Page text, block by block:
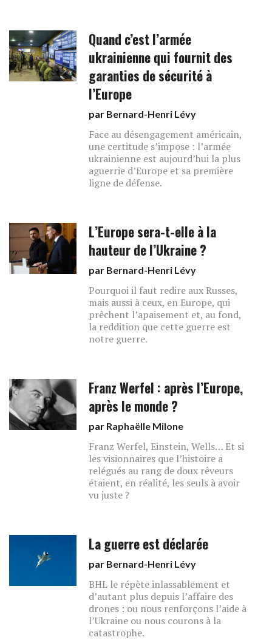
Quand c’est l’armée
ukrainienne qui fournit des
garanties de sécurité à
l’Europe
par Bernard-Henri Lévy
Face au désengagement américain,
une certitude s’impose : l’armée
ukrainienne est aujourd’hui la plus
aguerrie d’Europe et sa première
ligne de défense.
L’Europe sera-t-elle à la
hauteur de l’Ukraine ?
par Bernard-Henri Lévy
Pourquoi il faut redire aux Russes,
mais aussi à ceux, en Europe, qui
prêchent l’apaisement et, au fond,
la reddition que cette guerre est
notre guerre.
Franz Werfel : après l’Europe,
après le monde ?
par Raphaëlle Milone
Franz Werfel, Einstein, Wells… Et si
les visionnaires que l’histoire a
relégués au rang de doux rêveurs
étaient, en réalité, les seuls à avoir
vu juste ?
La guerre est déclarée
par Bernard-Henri Lévy
BHL le répète inlassablement et
d’autant plus depuis l’affaire des
drones : ou nous renforçons l’aide à
l’Ukraine ou nous courons à la
catastrophe.